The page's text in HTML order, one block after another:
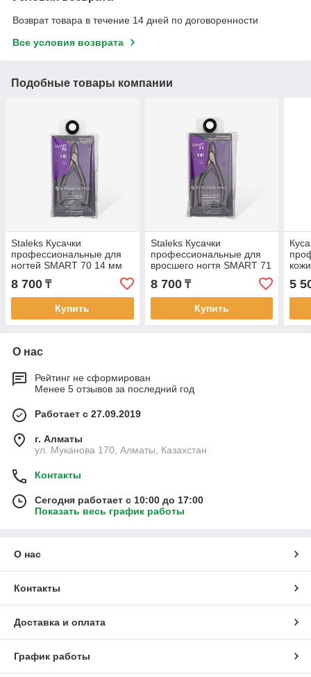
Возврат товара в течение 14 дней по договоренности
Все условия возврата
Подобные товары компании
Staleks Кусачки
профессиональные для
ногтей SMART 70 14 мм
8 700 ₸
Купить
Staleks Кусачки
профессиональные для
вросшего ногтя SMART 71
8 700₸
Купить
5
О нас
Рейтинг не сформирован
Менее 5 отзывов за последний год
Работает с 27.09.2019
г. Алматы
ул. Муканова 170, Алматы, Казахстан
Контакты
Сегодня работает с 10:00 до 17:00
Показать весь график работы
О нас
Контакты
Доставка и оплата
График работы